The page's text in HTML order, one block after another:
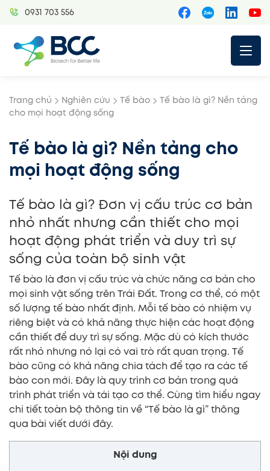
Skip
0931 703 556
Trang chủ Nghiên cứu Tế bào
Tế bào là gì? Nền tảng
cho mọi hoạt động sống
Tế bào là gì? Nền tảng cho
mọi hoạt động sống
Tế bào là gì? Đơn vị cấu trúc cơ bản
nhỏ nhất nhưng cần thiết cho mọi
hoạt động phát triển và duy trì sự
sống của toàn bộ sinh vật
Tế bào là đơn vị cấu trúc và chức năng cơ bản cho
mọi sinh vật sống trên Trái Đất. Trong cơ thể, có một
số lượng tế bào nhất định. Mỗi tế bào có nhiệm vụ
riêng biệt và có khả năng thực hiện các hoạt động
cần thiết để duy trì sự sống. Mặc dù có kích thước
rất nhỏ nhưng nó lại có vai trò rất quan trọng. Tế
bào cũng có khả năng chia tách để tạo ra các tế
bào con mới. Đây là quy trình cơ bản trong quá
trình phát triển và tái tạo cơ thể. Cùng tìm hiểu ngay
chi tiết toàn bộ thông tin về “Tế bào là gì” thông
qua bài viết dưới đây.
Nội dung